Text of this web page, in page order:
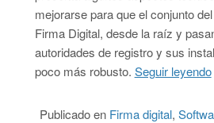
mejorarse para que el conjunto
Firma Digital, desde la raíz y
autoridades de registro y sus
poco más robusto. Seguir leyendo
Publicado en Firma digital,